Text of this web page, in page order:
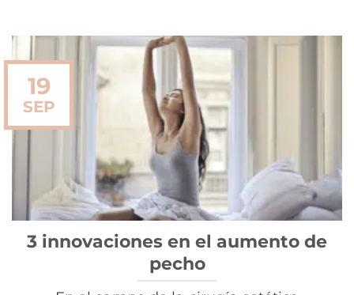
3 innovaciones en el aumento de
pecho
19
SEP